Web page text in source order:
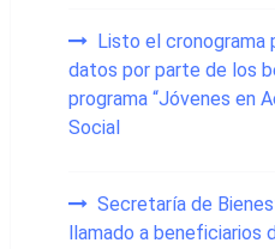
Listo el cronograma
datos por parte de los
programa “Jóvenes en
Social
Secretaría de
llamado a beneficiarios